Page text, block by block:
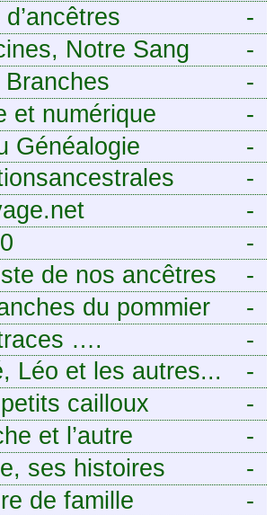
-
-
Notre Sang
-
-
et numérique
-
Généalogie
-
-
-
-
de nos ancêtres
-
du pommier
-
….
-
Léo et les autres...
-
cailloux
-
et l’autre
-
ses histoires
-
de famille